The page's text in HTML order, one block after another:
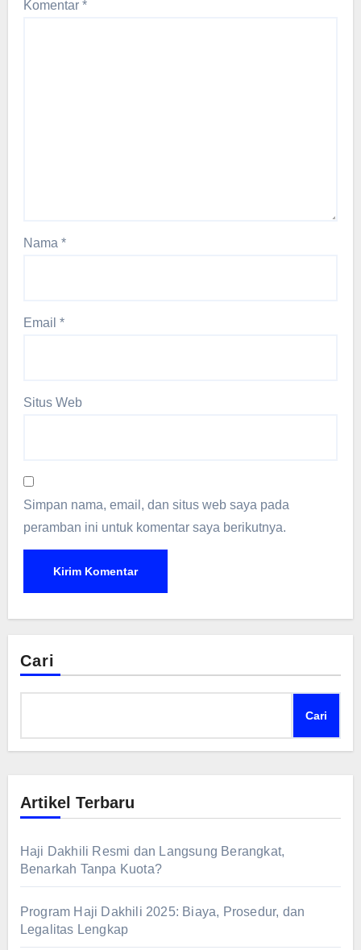
Komentar*
Nama*
Email*
Situs Web
Simpan nama, email, dan situs web saya pada
peramban ini untuk komentar saya berikutnya.
Cari
Cari
Artikel Terbaru
Haji Dakhili Resmi dan Langsung Berangkat,
Benarkah Tanpa Kuota?
Program Haji Dakhili 2025: Biaya, Prosedur, dan
Legalitas Lengkap